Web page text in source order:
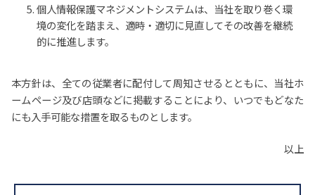
個人情報保護マネジメントシステムは、当社を取り巻く環
境の変化を踏まえ、適時・適切に見直してその改善を継続
的に推進します。
本方針は、全ての従業者に配付して周知させるとともに、当社ホ
ームページ及び店頭などに掲載することにより、いつでもどなた
にも入手可能な措置を取るものとします。
以上